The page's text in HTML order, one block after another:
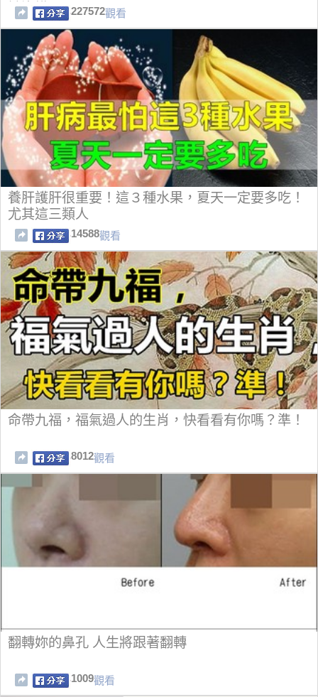
她沒轍
227572觀看
養肝護肝很重要！這３種水果，夏天一定要多吃！
尤其這三類人
14588觀看
命帶九福，福氣過人的生肖，快看看有你嗎？準！
8012觀看
翻轉妳的鼻孔 人生將跟著翻轉
1009觀看